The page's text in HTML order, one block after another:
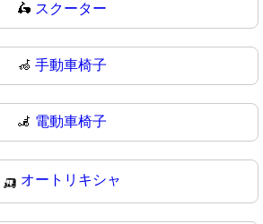
🛵 スクーター
🦽 手動車椅子
🦼 電動車椅子
🛺 オートリキシャ